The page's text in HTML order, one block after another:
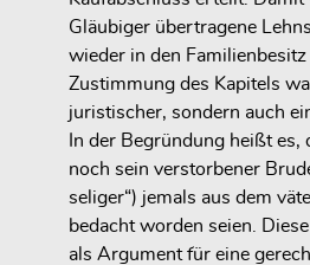
Gläubiger übertragene
wieder in den
Zustimmung des Kapitels
juristischer, sondern auch
In der Begründung heißt es,
noch sein verstorbener
seliger“) jemals aus dem
bedacht worden seien.
als Argument für eine